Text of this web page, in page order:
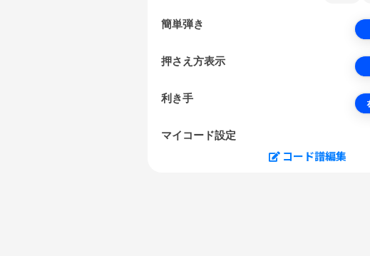
簡単弾き
押さえ方表示
利き手
マイコード設定
コード譜編集